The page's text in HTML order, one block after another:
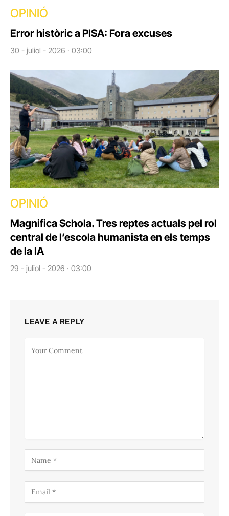
OPINIÓ
Error històric a PISA: Fora excuses
30 - juliol - 2026 · 03:00
OPINIÓ
Magnifica Schola. Tres reptes actuals pel rol
central de l’escola humanista en els temps
de la IA
29 - juliol - 2026 · 03:00
LEAVE A REPLY